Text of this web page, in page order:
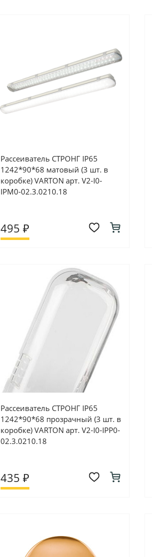
Рассеиватель СТРОНГ IP65
1242*90*68 матовый (3 шт. в
коробке) VARTON арт. V2-I0-
IPM0-02.3.0210.18
495 ₽
Рассеиватель СТРОНГ IP65
1242*90*68 прозрачный (3 шт. в
коробке) VARTON арт. V2-I0-IPP0-
02.3.0210.18
435 ₽